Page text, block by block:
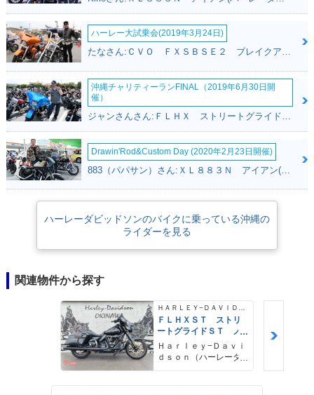
ハーレー大試乗会(2019年3月24日)
たなさん:ＣＶＯ ＦＸＳＢＳＥ２ ブレイクアウト(ハーレーダビッドソン)
沖縄チャリティーランFINAL（2019年6月30日開
催）
ジャンさんさん:ＦＬＨＸ ストリートグライド(ハーレーダビッドソン)
Drawin'Rod&Custom Day (2020年2月23日開催)
ハーレーダビッドソンのバイクに乗っている沖縄の
ライダーを見る
関連物件から探す
ＦＬＨＸＳＴ ストリ
ートグライドＳＴ ノ
ーマル車両 ＡＢＳ
クルーズコントロー
ル セキュリティーシ
Ｈａｒｌｅｙ−Ｄａｖｉ
ｄｓｏｎ（ハーレーダ